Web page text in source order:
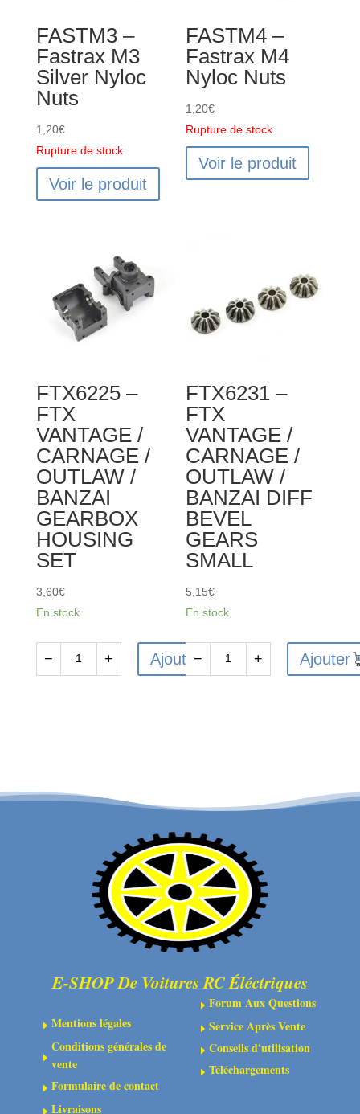
BANZAI
/
KANYON
CASE
(2PCS)
FASTM3 –
Fastrax M3
Silver Nyloc
Nuts
1,20€
Rupture de stock
Voir le produit
FASTM4 –
Fastrax M4
Nyloc Nuts
1,20€
Rupture de stock
Voir le produit
FTX6225 –
FTX
VANTAGE /
CARNAGE /
OUTLAW /
BANZAI
GEARBOX
HOUSING
SET
3,60€
En stock
/
− + Ajouter
FTX6231 –
FTX
VANTAGE /
CARNAGE /
OUTLAW /
BANZAI DIFF
BEVEL
GEARS
SMALL
5,15€
En stock
CARNAGE
/
OUTLAW
/
BANZAI
DIFF
BEVEL
SMALL
− + Ajouter
E-SHOP De Voitures RC Éléctriques
EMentions légales
E
Conditions générales de
vente
EFormulaire de contact
ELivraisons
E Forum Aux Questions
E Service Après Vente
E Conseils d'utilisation
E Téléchargements